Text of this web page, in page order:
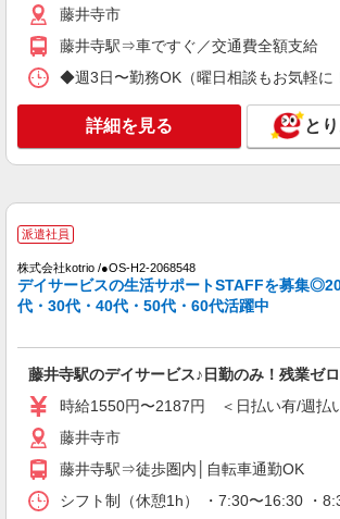
株式会社kotrio /●OS-H2-2011926
≪藤井寺駅≫夜勤なし！未経
時給1550円〜2187円 ＜日
通費全支給(ガソリン代含む)＞
藤井寺市
派遣社員
高齢者向けマンションstaff
時給1700円 ◆前払
キープ 詳
派遣社員
株式会社kotrio /●OS-H2-2020426
道明寺駅★未経験OKの人間
場へ★サ高住スタッフ
藤井寺市
藤井寺駅⇒車ですぐ／交通費全額支給
◆週3日〜勤務OK（曜日相談もお気軽
詳細を見る と
派遣社員
株式会社kotrio /●OS-H2-2068548
デイサービスの生活サポートSTAFFを募集
代・30代・40代・50代・60代活躍中
藤井寺駅のデイサービス♪日勤のみ！残業ゼ
時給1550円〜2187円 ＜日払い有/週払
藤井寺市
藤井寺駅⇒徒歩圏内│自転車通勤OK
シフト制（休憩1h） ・7:30〜16:30